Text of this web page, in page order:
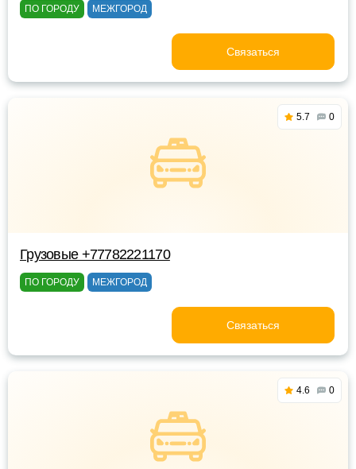
ПО ГОРОДУ МЕЖГОРОД
Связаться
5.7 0
Грузовые +77782221170
ПО ГОРОДУ МЕЖГОРОД
Связаться
4.6 0